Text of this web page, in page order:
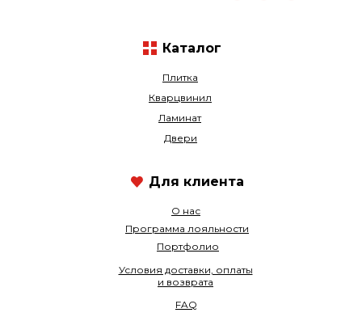
Плитка
Кварцвинил
О нас
Ламинат
Программа лояльности
Двери
Портфолио
Условия доставки, оплаты
и возврата
FAQ
Каталог
Для клиента